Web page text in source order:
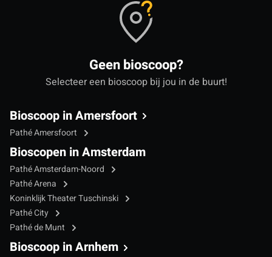
Geen bioscoop?
Selecteer een bioscoop bij jou in de buurt!
Bioscoop in Amersfoort
Pathé Amersfoort
Bioscopen in Amsterdam
Pathé Amsterdam-Noord
Pathé Arena
Koninklijk Theater Tuschinski
Pathé City
Pathé de Munt
Bioscoop in Arnhem